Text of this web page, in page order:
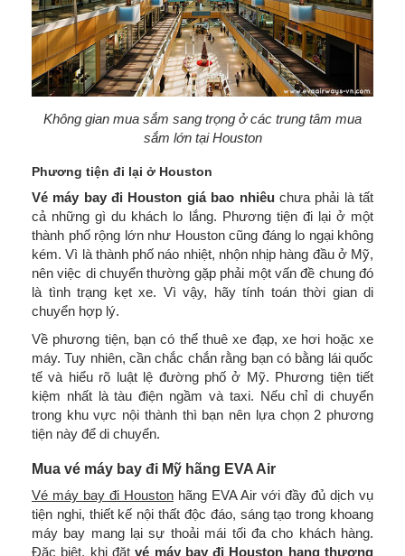
Không gian mua sắm sang trọng ở các trung tâm mua
sắm lớn tại Houston
Phương tiện đi lại ở Houston
Vé máy bay đi Houston giá bao nhiêuchưa phải là tất
cả những gì du khách lo lắng. Phương tiện đi lại ở một
thành phố rộng lớn như Houston cũng đáng lo ngại không
kém. Vì là thành phố náo nhiệt, nhộn nhịp hàng đầu ở Mỹ,
nên việc di chuyển thường gặp phải một vấn đề chung đó
là tình trạng kẹt xe. Vì vậy, hãy tính toán thời gian di
chuyển hợp lý.
Về phương tiện, bạn có thể thuê xe đạp, xe hơi hoặc xe
máy. Tuy nhiên, cần chắc chắn rằng bạn có bằng lái quốc
tế và hiểu rõ luật lệ đường phố ở Mỹ. Phương tiện tiết
kiệm nhất là tàu điện ngầm và taxi. Nếu chỉ di chuyển
trong khu vực nội thành thì bạn nên lựa chọn 2 phương
tiện này để di chuyển.
Mua vé máy bay đi Mỹ hãng EVA Air
Vé máy bay đi Houston hãng EVA Air với đầy đủ dịch vụ
tiện nghi, thiết kế nội thất độc đáo, sáng tạo trong khoang
máy bay mang lại sự thoải mái tối đa cho khách hàng.
Đặc biệt, khi đặtvé máy bay đi Houston hạng thương